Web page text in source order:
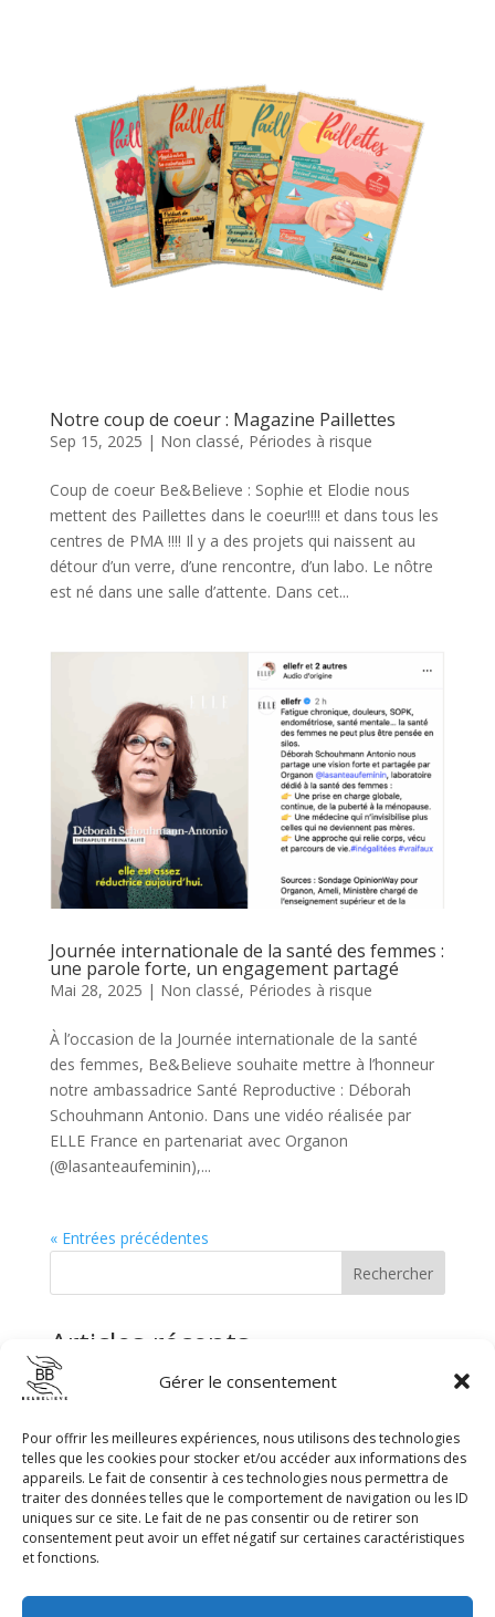
Gérer le consentement
Pour offrir les meilleures expériences, nous utilisons des technologies
telles que les cookies pour stocker et/ou accéder aux informations des
appareils. Le fait de consentir à ces technologies nous permettra de
traiter des données telles que le comportement de navigation ou les ID
uniques sur ce site. Le fait de ne pas consentir ou de retirer son
consentement peut avoir un effet négatif sur certaines caractéristiques
et fonctions.
Notre coup de coeur : Magazine Paillettes
Sep 15, 2025 | Non classé, Périodes à risque
Coup de coeur Be&Believe : Sophie et Elodie nous
mettent des Paillettes dans le coeur!!!! et dans tous les
centres de PMA !!!! Il y a des projets qui naissent au
détour d’un verre, d’une rencontre, d’un labo. Le nôtre
est né dans une salle d’attente. Dans cet...
Journée internationale de la santé des femmes :
une parole forte, un engagement partagé
Mai 28, 2025 | Non classé, Périodes à risque
À l’occasion de la Journée internationale de la santé
des femmes, Be&Believe souhaite mettre à l’honneur
notre ambassadrice Santé Reproductive : Déborah
Schouhmann Antonio. Dans une vidéo réalisée par
ELLE France en partenariat avec Organon
(@lasanteaufeminin),...
« Entrées précédentes
Rechercher
Articles récents
La HAS – Certification de la prévention des Violences
sexuelles et sexistes
Assemblée Générale
Livre 100 questions réponses sur les violences
sexuelles et sexistes
L’amygdale et la sidération
Et si on prenait exemple sur Londres ?